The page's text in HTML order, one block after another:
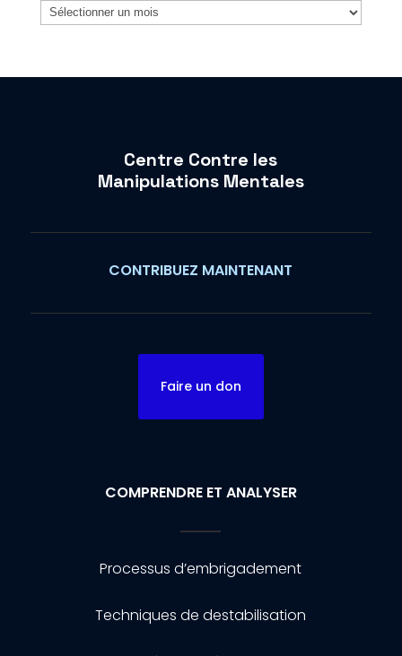
Archives
Centre Contre les
Manipulations Mentales
CONTRIBUEZ MAINTENANT
Faire un don
COMPRENDRE ET ANALYSER
Processus d’embrigadement
Techniques de destabilisation